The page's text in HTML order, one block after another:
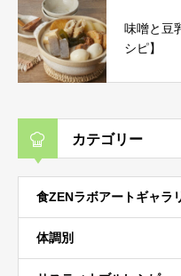
味噌と豆
シピ】
カテゴリー
食ZENラボアートギャラ
体調別